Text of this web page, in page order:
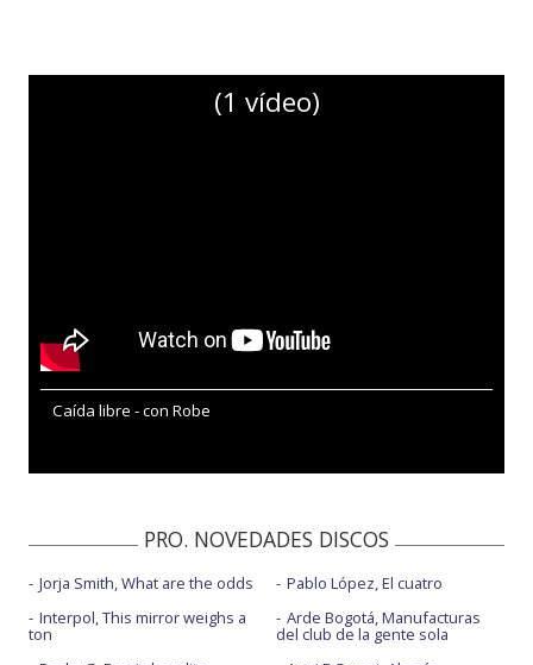
(1 vídeo)
Caída libre - con Robe
PRO. NOVEDADES DISCOS
Jorja Smith, What are the odds
Interpol, This mirror weighs a
ton
Pablo López, El cuatro
Arde Bogotá, Manufacturas
del club de la gente sola